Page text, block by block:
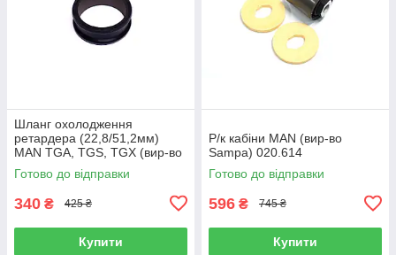
Шланг охолодження
ретардера (22,8/51,2мм)
MAN TGA, TGS, TGX (вир-во
Sampa) 023.258
Готово до відправки
340 ₴ 425 ₴
Купити
Р/к кабіни MAN (вир-во
Sampa) 020.614
Готово до відправки
596 ₴ 745 ₴
Купити